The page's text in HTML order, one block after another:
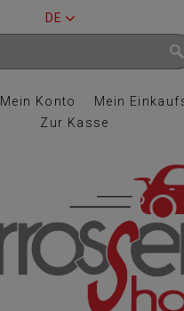
DE
Mein Konto
Mein
Zur Kasse